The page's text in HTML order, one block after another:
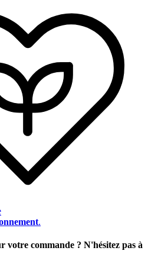
.
votre commande ? N'hésitez pas à